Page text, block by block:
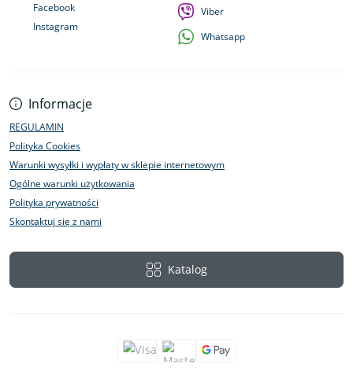
Informacje
REGULAMIN
Polityka Cookies
Warunki wysyłki i wypłaty w sklepie internetowym
Ogólne warunki użytkowania
Polityka prywatności
Skontaktuj się z nami
Katalog
Facebook
Instagram
Viber
Whatsapp